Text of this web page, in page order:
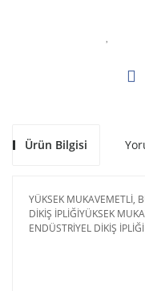
Ürün Bilgisi
YÜKSEK MUKAVEMETLİ,
DİKİŞ İPLİĞİYÜKSEK
ENDÜSTRİYEL DİKİŞ İPLİĞİ